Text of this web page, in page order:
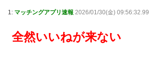
1: マッチングアプリ速報 2026/01/30(金) 09:56:32.99
全然いいねが来ない